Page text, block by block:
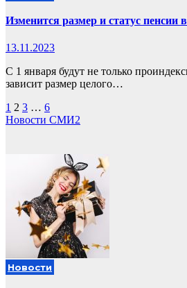
Изменится размер и статус пенсии
13.11.2023
С 1 января будут не только
зависит размер целого…
Пагинация
записей
1 2 3 … 6
Новости СМИ2
Новости